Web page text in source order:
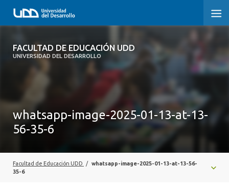
FACULTAD DE EDUCACIÓN UDD
UNIVERSIDAD DEL DESARROLLO
FACULTAD DE EDUCACIÓN UDD
CARRERAS
POSTGRADO Y EDUCACIÓN CONTINUA
whatsapp-image-2025-01-13-at-13-
56-35-6
Facultad de Educación UDD / whatsapp-image-2025-01-13-at-13-56-
35-6